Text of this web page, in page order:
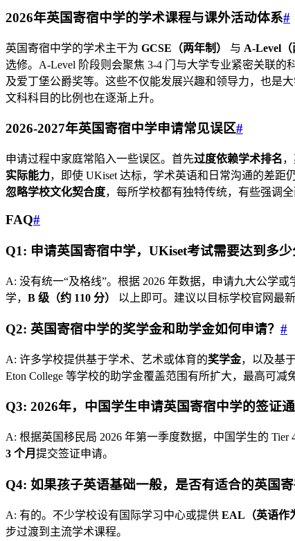
2026年英国寄宿中学的学术课程与课外活动体系#
英国寄宿中学的学术主干为 GCSE（两年制） 与 A-Level（
选修。A-Level 阶段则会聚焦 3-4 门与大学专业紧密关联的
及爱丁堡公爵奖等。这些不仅能发展兴趣和领导力，也是
文科科目的比例也在逐渐上升。
2026-2027年英国寄宿中学申请常见误区#
申请过程中家庭常陷入一些误区。首先过度依赖学术排名
实际能力，即使 UKiset 达标，学术英语和日常沟通的差距
忽略学校文化契合度，每所学校都有独特传统，有些强调
FAQ#
Q1: 申请英国寄宿中学，UKiset考试需要达到多少
A: 没有统一“及格线”。根据 2026 年数据，申请九大公学
学， B 级（约 110 分） 以上即可。建议以目标学校官网最新
Q2: 英国寄宿中学的奖学金和助学金如何申请？ #
A: 许多学校提供基于学术、艺术或体育的奖学金，以及基
Eton College 等学校的助学金覆盖范围有所扩大，最高可减
Q3: 2026年，中国学生申请英国寄宿中学的签证通
A: 根据英国移民局 2026 年第一季度数据，中国学生的 Tier
3 个月 提交签证申请。
Q4: 如果孩子英语基础一般，是否有适合的英国寄
A: 有的。不少学校设有国际学习中心或提供 EAL（英语作
步过渡到主流学术课程。